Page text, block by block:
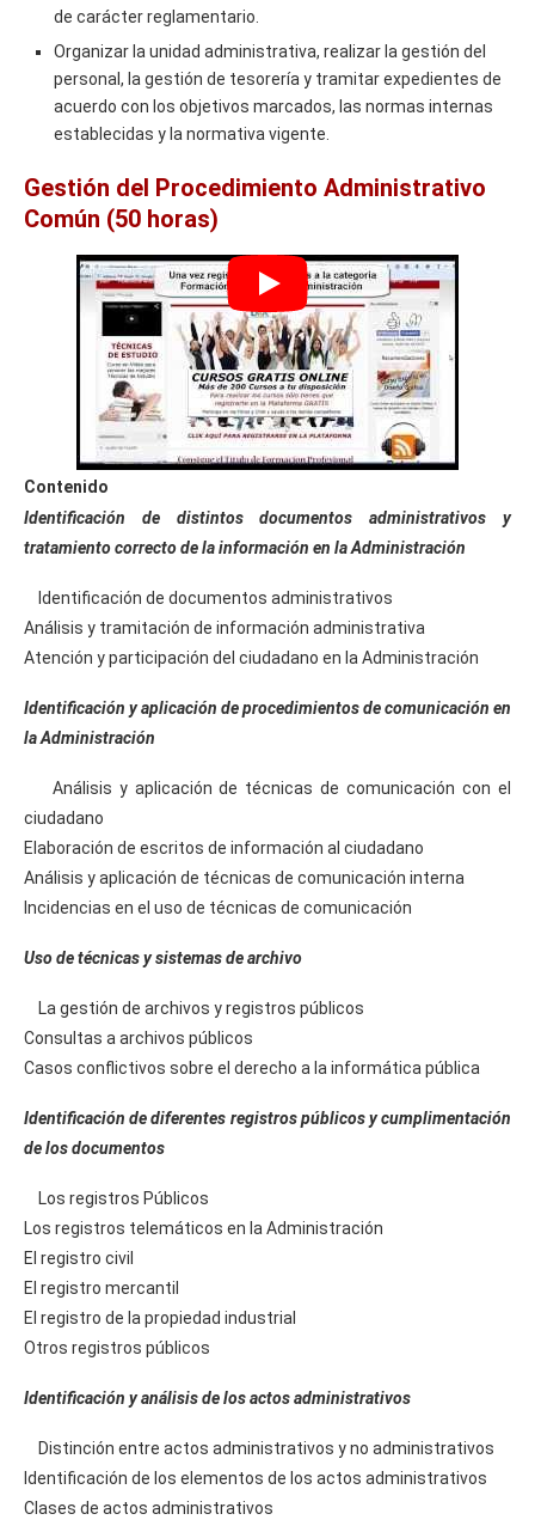
de carácter reglamentario.
Organizar la unidad administrativa, realizar la gestión del
personal, la gestión de tesorería y tramitar expedientes de
acuerdo con los objetivos marcados, las normas internas
establecidas y la normativa vigente.
Gestión del Procedimiento Administrativo
Común (50 horas)
Contenido
Identificación de distintos documentos administrativos y
tratamiento correcto de la información en la Administración
Identificación de documentos administrativos
Análisis y tramitación de información administrativa
Atención y participación del ciudadano en la Administración
Identificación y aplicación de procedimientos de comunicación en
la Administración
Análisis y aplicación de técnicas de comunicación con el
ciudadano
Elaboración de escritos de información al ciudadano
Análisis y aplicación de técnicas de comunicación interna
Incidencias en el uso de técnicas de comunicación
Uso de técnicas y sistemas de archivo
La gestión de archivos y registros públicos
Consultas a archivos públicos
Casos conflictivos sobre el derecho a la informática pública
Identificación de diferentes registros públicos y cumplimentación
de los documentos
Los registros Públicos
Los registros telemáticos en la Administración
El registro civil
El registro mercantil
El registro de la propiedad industrial
Otros registros públicos
Identificación y análisis de los actos administrativos
Distinción entre actos administrativos y no administrativos
Identificación de los elementos de los actos administrativos
Clases de actos administrativos